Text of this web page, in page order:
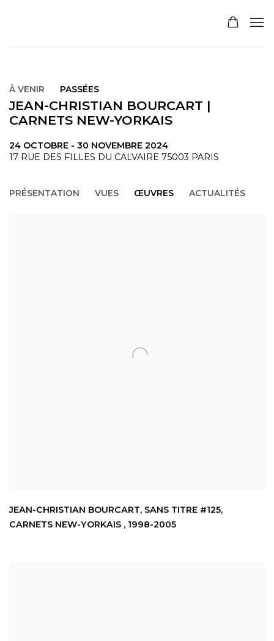
À VENIR PASSÉES
JEAN-CHRISTIAN BOURCART |
CARNETS NEW-YORKAIS
24 OCTOBRE - 30 NOVEMBRE 2024
17 RUE DES FILLES DU CALVAIRE 75003 PARIS
PRÉSENTATION VUES ŒUVRES ACTUALITÉS
JEAN-CHRISTIAN BOURCART, SANS TITRE #125,
CARNETS NEW-YORKAIS , 1998-2005